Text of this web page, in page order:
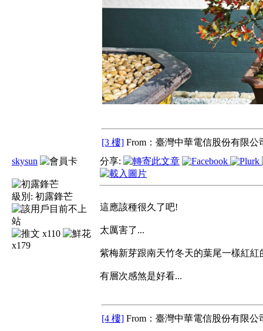
[3 樓] From：臺灣中華電信股份有限公
skysun
級別: 初露鋒芒
x110
x179
分享:
這應該種很久了吧!
太厲害了...
紫梅新芽跟南天竹冬天的葉尾一樣紅紅
有層次感煞是好看...
[4 樓] From：臺灣中華電信股份有限公